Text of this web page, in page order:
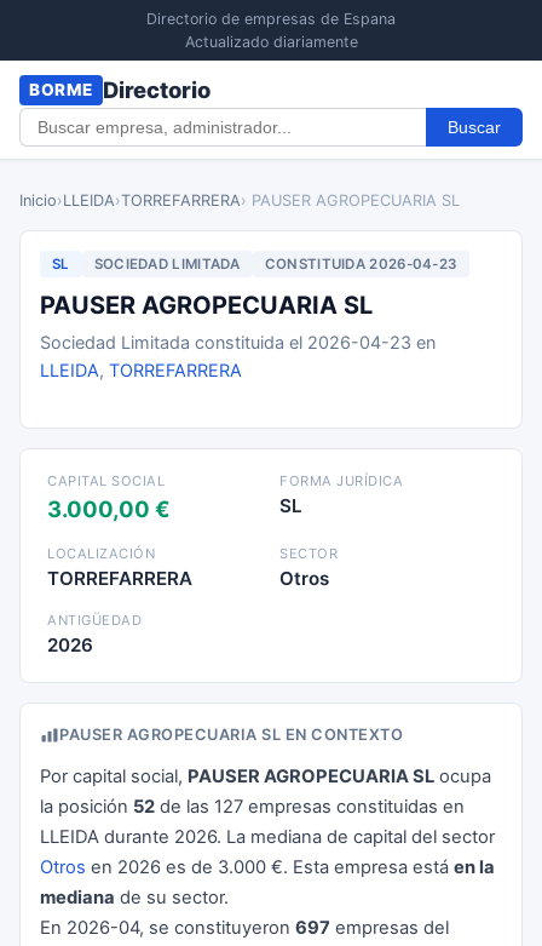
Directorio de empresas de Espana
Actualizado diariamente
BORME Directorio
Buscar
Inicio›LLEIDA›TORREFARRERA› PAUSER AGROPECUARIA SL
SL SOCIEDAD LIMITADA CONSTITUIDA 2026-04-23
PAUSER AGROPECUARIA SL
Sociedad Limitada constituida el 2026-04-23 en
LLEIDA, TORREFARRERA
CAPITAL SOCIAL
3.000,00 €
FORMA JURÍDICA
SL
LOCALIZACIÓN
TORREFARRERA
SECTOR
Otros
ANTIGÜEDAD
2026
PAUSER AGROPECUARIA SL EN CONTEXTO
Por capital social, PAUSER AGROPECUARIA SL ocupa
la posición 52 de las 127 empresas constituidas en
LLEIDA durante 2026. La mediana de capital del sector
Otros en 2026 es de 3.000 €. Esta empresa está en la
mediana de su sector.
En 2026-04, se constituyeron 697 empresas del